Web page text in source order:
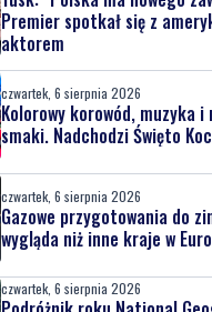
czwartek, 6 sierpnia 2026
Kolorowy korowód, muzyka i
smaki. Nadchodzi Święto
czwartek, 6 sierpnia 2026
Gazowe przygotowania do
czwartek, 6 sierpnia 2026
Podróżnik roku National
się do Kociewia. Płynie wpław
Wisłę